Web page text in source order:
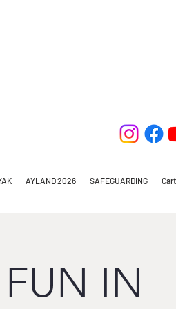
AYLAND 2026 SAFEGUARDING
IN